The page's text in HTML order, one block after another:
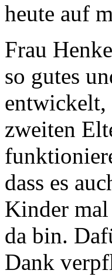
heute auf
Frau
so gutes
entwickelt,
zweiten
dass es
Kinder
da bin.
Dank